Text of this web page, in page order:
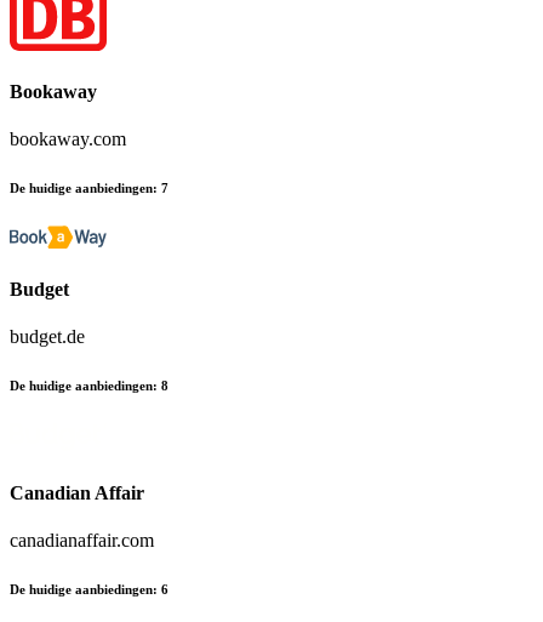
Bookaway
bookaway.com
De huidige aanbiedingen: 7
Budget
budget.de
De huidige aanbiedingen: 8
Canadian Affair
canadianaffair.com
De huidige aanbiedingen: 6